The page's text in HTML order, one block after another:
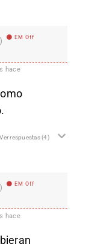
EM Off
hace
Ver respuestas(4)
EM Off
hace